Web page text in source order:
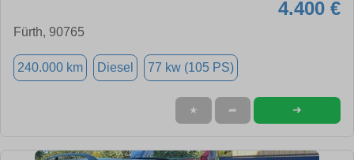
4.400 €
Fürth, 90765
240.000 km Diesel 77 kw (105 PS)
★ ➦ ➜